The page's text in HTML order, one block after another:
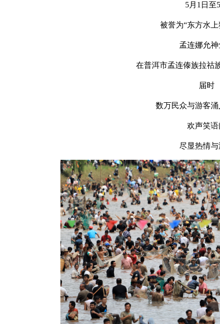
5月1日至
被誉为“东方水
孟连娜允
在普洱市孟连傣族拉祜
届时
数万民众与游客
欢声笑
尽显热情